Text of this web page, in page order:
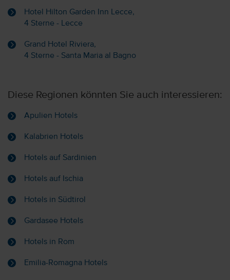
Hotel Hilton Garden Inn Lecce,
4 Sterne - Lecce
Grand Hotel Riviera,
4 Sterne - Santa Maria al Bagno
Diese Regionen könnten Sie auch interessieren:
Apulien Hotels
Kalabrien Hotels
Hotels auf Sardinien
Hotels auf Ischia
Hotels in Südtirol
Gardasee Hotels
Hotels in Rom
Emilia-Romagna Hotels